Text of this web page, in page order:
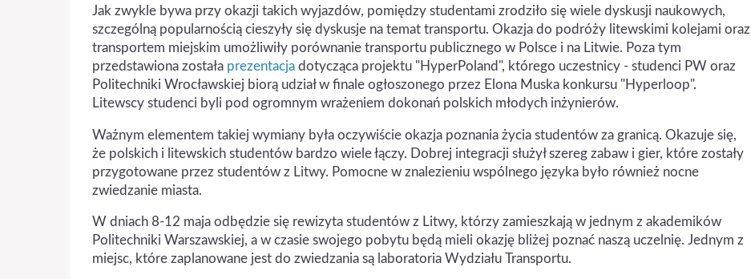
Jak zwykle bywa przy okazji takich wyjazdów, pomiędzy studentami zrodziło się wiele dyskusji naukowych,
szczególną popularnością cieszyły się dyskusje na temat transportu. Okazja do podróży litewskimi kolejami oraz
transportem miejskim umożliwiły porównanie transportu publicznego w Polsce i na Litwie. Poza tym
przedstawiona została prezentacja dotycząca projektu "HyperPoland", którego uczestnicy - studenci PW oraz
Politechniki Wrocławskiej biorą udział w finale ogłoszonego przez Elona Muska konkursu "Hyperloop".
Litewscy studenci byli pod ogromnym wrażeniem dokonań polskich młodych inżynierów.
Ważnym elementem takiej wymiany była oczywiście okazja poznania życia studentów za granicą. Okazuje się,
że polskich i litewskich studentów bardzo wiele łączy. Dobrej integracji służył szereg zabaw i gier, które zostały
przygotowane przez studentów z Litwy. Pomocne w znalezieniu wspólnego języka było również nocne
zwiedzanie miasta.
W dniach 8-12 maja odbędzie się rewizyta studentów z Litwy, którzy zamieszkają w jednym z akademików
Politechniki Warszawskiej, a w czasie swojego pobytu będą mieli okazję bliżej poznać naszą uczelnię. Jednym z
miejsc, które zaplanowane jest do zwiedzania są laboratoria Wydziału Transportu.